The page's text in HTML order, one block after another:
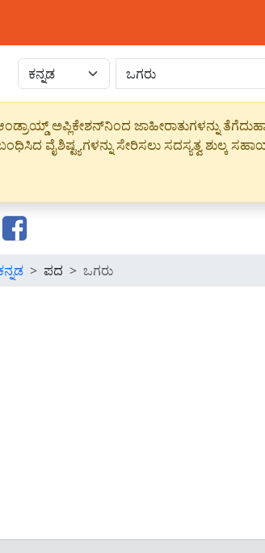
ಅಪ್ಲಿಕೇಶನ್‌ನಿಂದ ಜಾಹೀರಾತುಗಳನ್ನು
ವೈಶಿಷ್ಟ್ಯಗಳನ್ನು ಸೇರಿಸಲು ಸದಸ್ಯತ್ವ ಶುಲ್ಕ
ಪದ ಒಗರು